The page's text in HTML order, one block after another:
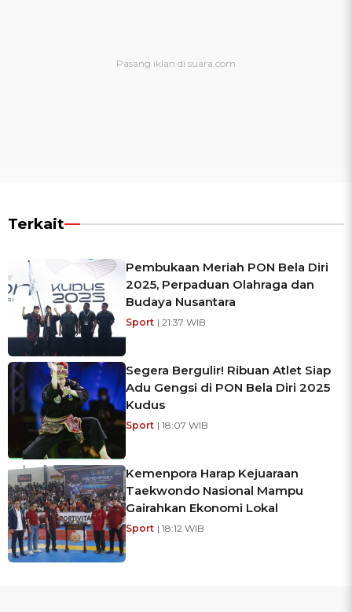
Terkait
Pembukaan Meriah PON Bela Diri
2025, Perpaduan Olahraga dan
Budaya Nusantara
Sport | 21:37 WIB
Segera Bergulir! Ribuan Atlet Siap
Adu Gengsi di PON Bela Diri 2025
Kudus
Sport | 18:07 WIB
Kemenpora Harap Kejuaraan
Taekwondo Nasional Mampu
Gairahkan Ekonomi Lokal
Sport | 18:12 WIB